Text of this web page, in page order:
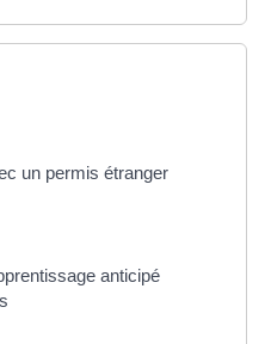
un permis étranger
anticipé